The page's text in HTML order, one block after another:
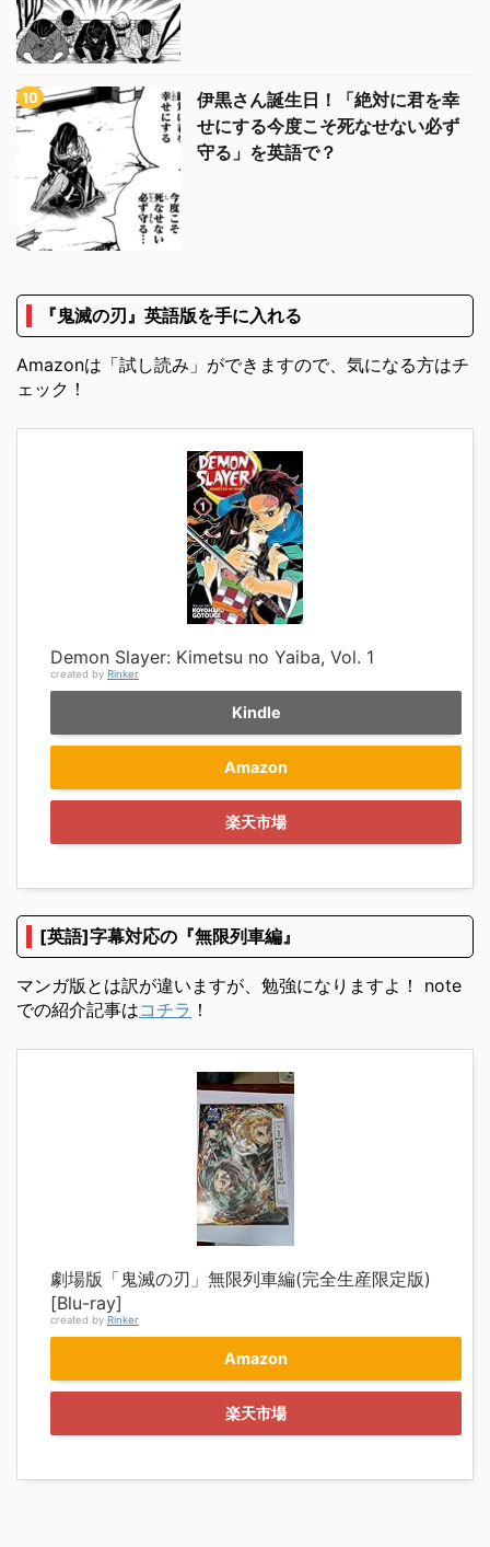
伊黒さん誕生日！「絶対に君を幸
せにする今度こそ死なせない必ず
守る」を英語で？
『鬼滅の刃』英語版を手に入れる
Amazonは「試し読み」ができますので、気になる方はチ
ェック！
Demon Slayer: Kimetsu no Yaiba, Vol. 1
created by Rinker
Kindle
Amazon
楽天市場
[英語]字幕対応の『無限列車編』
マンガ版とは訳が違いますが、勉強になりますよ！ note
での紹介記事はコチラ ！
劇場版「鬼滅の刃」無限列車編(完全生産限定版)
[Blu-ray]
created by Rinker
Amazon
楽天市場